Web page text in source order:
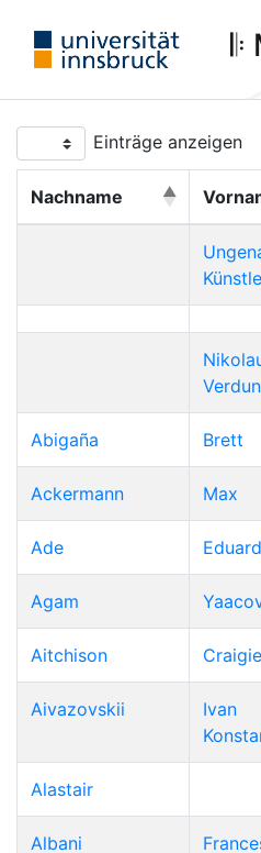
𝄆
Einträge anzeigen
Nachname
Verdun
Abigaña Brett
Ackermann Max
Ade Eduard
Agam
Aitchison Craigie
Aivazovskii
Ivan
Alastair
Albani